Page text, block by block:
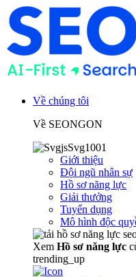
Về chúng tôi
Về SEONGON
Giới thiệu
Đội ngũ nhân sự
Hồ sơ năng lực
Giải thưởng
Tuyển dụng
Mô hình độc
Xem Hồ sơ năng lực
trending_up